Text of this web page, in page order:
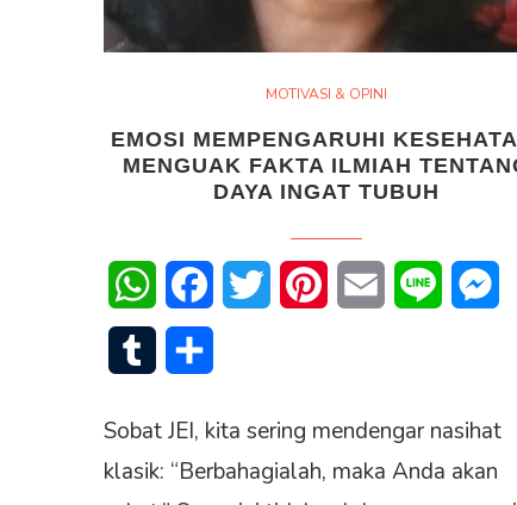
MOTIVASI & OPINI
EMOSI MEMPENGARUHI
MENGUAK FAKTA ILMIAH
DAYA INGAT TUBUH
WhatsAppFacebookTwitter PinterestEmail Line
Tumblr
Sobat JEI, kita sering mendengar nasihat
klasik: “Berbahagialah, maka Anda akan